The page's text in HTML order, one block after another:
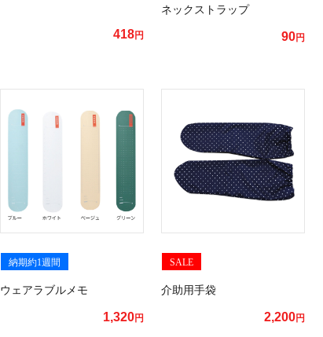
418円
ネックストラップ
90円
納期約1週間
ウェアラブルメモ
1,320円
SALE
介助用手袋
2,200円